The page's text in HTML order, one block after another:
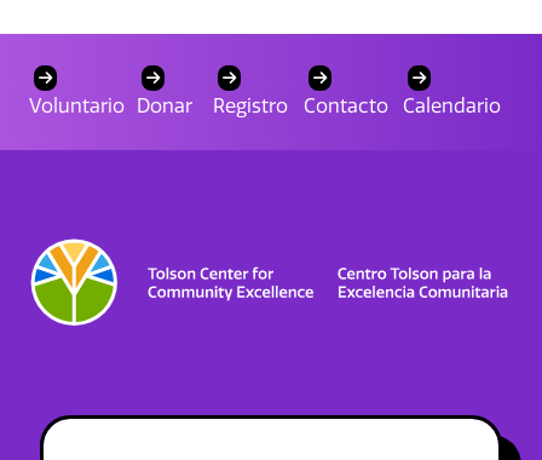
Voluntario Donar Registro Contacto Calendario